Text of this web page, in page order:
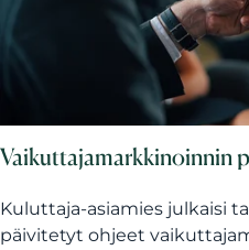
Vaikuttajamarkkinoinnin
Kuluttaja-asiamies julkaisi
päivitetyt ohjeet